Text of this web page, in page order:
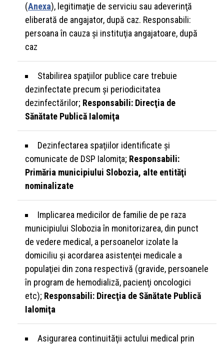
(Anexa), legitimaţie de serviciu sau adeverinţă
eliberată de angajator, după caz. Responsabili:
persoana în cauza şi instituţia angajatoare, după
caz
Stabilirea spaţiilor publice care trebuie
dezinfectate precum şi periodicitatea
dezinfectărilor; Responsabili: Direcţia de
Sănătate Publică Ialomiţa
Dezinfectarea spaţiilor identificate şi
comunicate de DSP Ialomiţa; Responsabili:
Primăria municipiului Slobozia, alte entităţi
nominalizate
Implicarea medicilor de familie de pe raza
municipiului Slobozia în monitorizarea, din punct
de vedere medical, a persoanelor izolate la
domiciliu şi acordarea asistenţei medicale a
populaţiei din zona respectivă (gravide, persoanele
în program de hemodializă, pacienţi oncologici
etc); Responsabili: Direcţia de Sănătate Publică
Ialomiţa
Asigurarea continuităţii actului medical prin